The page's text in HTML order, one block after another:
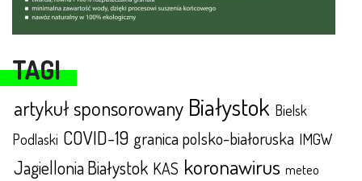
TAGI
artykuł sponsorowany Białystok Bielsk
Podlaski COVID-19 granica polsko-białoruska IMGW
Jagiellonia Białystok KAS koronawirus meteo